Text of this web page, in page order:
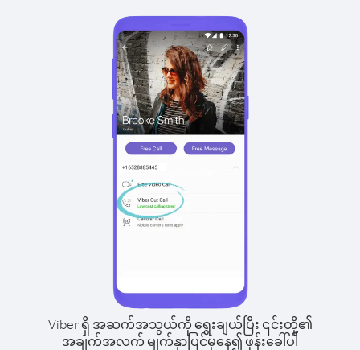
Viber ရှိ အဆက်အသွယ်ကို ရွေးချယ်ပြီး ၎င်းတို့၏
အချက်အလက် မျက်နှာပြင်မှနေ၍ ဖုန်းခေါ်ပါ